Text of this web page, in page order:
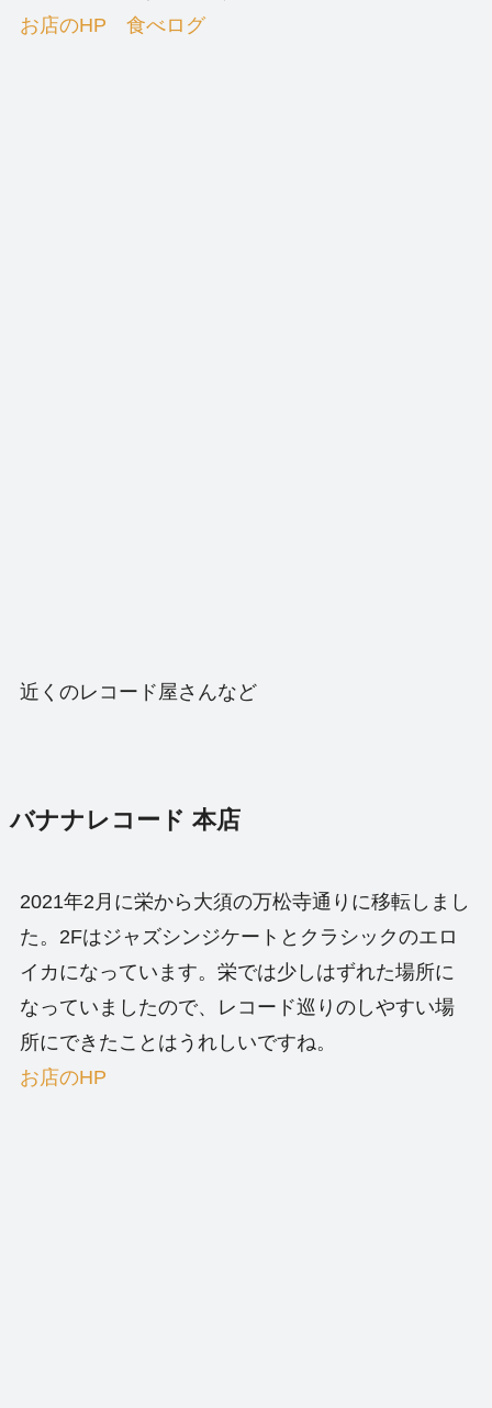
お店のHP
食べログ
近くのレコード屋さんなど
バナナレコード 本店
2021年2月に栄から大須の万松寺通りに移転しまし
た。2Fはジャズシンジケートとクラシックのエロ
イカになっています。栄では少しはずれた場所に
なっていましたので、レコード巡りのしやすい場
所にできたことはうれしいですね。
お店のHP